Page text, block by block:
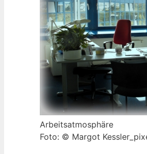
Arbeitsatmosphäre
Foto: © Margot